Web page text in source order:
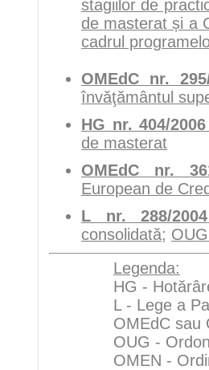
stagiilor de
de masterat și a
cadrul
OMEdC nr.
învăţământul
HG nr. 404/2006
de masterat
OMEdC nr.
European de
L nr. 288/2004
consolidată;
Legenda:
HG -
L - Lege a
OMEdC sau
OUG -
OMEN -